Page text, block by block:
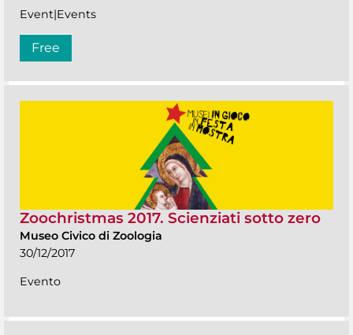
Event|Events
Free
Zoochristmas 2017. Scienziati sotto zero
Museo Civico di Zoologia
30/12/2017
Evento